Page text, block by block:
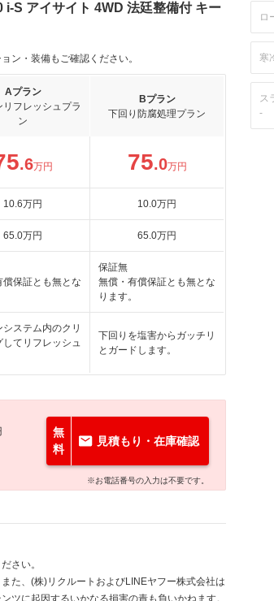
S アイサイト 4WD 法廷整備付 キー
ン・装備もご確認ください。
Aプラン
リフレッシュプラ
ン
Bプラン
下回り防腐処理プラン
.6万円 75.0万円
10.6万円 10.0万円
65.0万円 65.0万円
償保証とも無とな
保証無
無償・有償保証とも無とな
ります。
システム内のクリ
してリフレッシュ
下回りを塩害からガッチリ
とガードします。
無
料
見積もり・在庫確認
※お電話番号の入力は不要です。
さい。
た、(株)リクルートおよびLINEヤフー株式会社は
ツに起因するいかなる損害の責も負いかねます。
ロ
寒
ス
-